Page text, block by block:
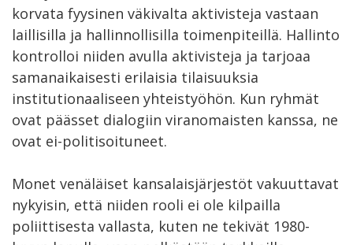
korvata fyysinen väkivalta aktivisteja vastaan
laillisilla ja hallinnollisilla toimenpiteillä. Hallinto
kontrolloi niiden avulla aktivisteja ja tarjoaa
samanaikaisesti erilaisia tilaisuuksia
institutionaaliseen yhteistyöhön. Kun ryhmät
ovat päässet dialogiin viranomaisten kanssa, ne
ovat ei-politisoituneet.
Monet venäläiset kansalaisjärjestöt vakuuttavat
nykyisin, että niiden rooli ei ole kilpailla
poliittisesta vallasta, kuten ne tekivät 1980-